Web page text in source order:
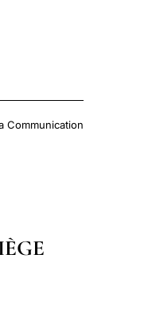
Communication